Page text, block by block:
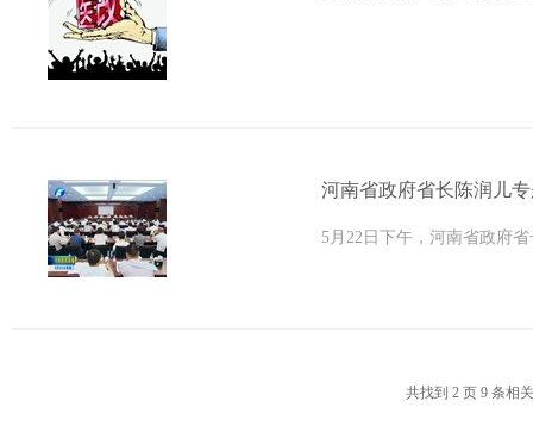
河南省政府省长陈润儿
5月22日下午，河南省政府
共找到 2 页 9 条相